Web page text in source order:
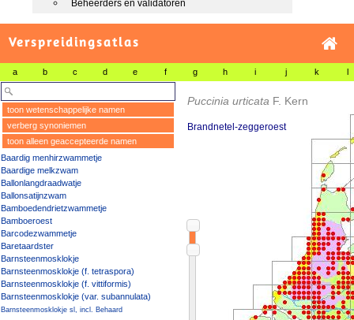
Beheerders en validatoren
Verspreidingsatlas
a b c d e f g h i j k l
toon wetenschappelijke namen
verberg synoniemen
toon alleen geaccepteerde namen
Baardig menhirzwammetje
Baardige melkzwam
Ballonlangdraadwatje
Ballonsatijnzwam
Bamboedendrietzwammetje
Bamboeroest
Barcodezwammetje
Baretaardster
Barnsteenmosklokje
Barnsteenmosklokje (f. tetraspora)
Barnsteenmosklokje (f. vittiformis)
Barnsteenmosklokje (var. subannulata)
Barnsteenmosklokje sl, incl. Behaard
Puccinia urticata F. Kern
Brandnetel-zeggeroest